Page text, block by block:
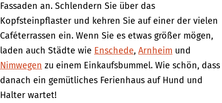
Fassaden an. Schlendern Sie über das
Kopfsteinpflaster und kehren Sie auf einer der vielen
Caféterrassen ein. Wenn Sie es etwas größer mögen,
laden auch Städte wie Enschede, Arnheim und
Nimwegen zu einem Einkaufsbummel. Wie schön, dass
danach ein gemütliches Ferienhaus auf Hund und
Halter wartet!